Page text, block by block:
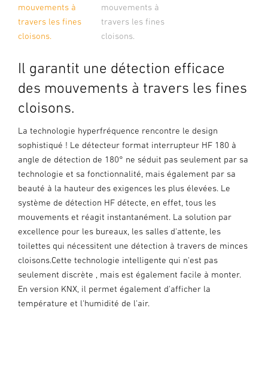
mouvements à
travers les fines
cloisons.
mouvements à
travers les fines
cloisons.
Il garantit une détection efficace
des mouvements à travers les fines
cloisons.
La technologie hyperfréquence rencontre le design
sophistiqué ! Le détecteur format interrupteur HF 180 à
angle de détection de 180° ne séduit pas seulement par sa
technologie et sa fonctionnalité, mais également par sa
beauté à la hauteur des exigences les plus élevées. Le
système de détection HF détecte, en effet, tous les
mouvements et réagit instantanément. La solution par
excellence pour les bureaux, les salles d'attente, les
toilettes qui nécessitent une détection à travers de minces
cloisons.Cette technologie intelligente qui n'est pas
seulement discrète , mais est également facile à monter.
En version KNX, il permet également d'afficher la
température et l'humidité de l'air.